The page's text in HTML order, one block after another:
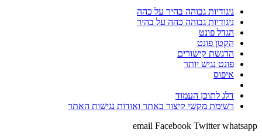
ניגודיות גבוהה בהיר על כהה
ניגודיות גבוהה כהה על בהיר
הגדל פונט
הקטן פונט
הדגשת קישורים
פונט נגיש יותר
איפוס
דלג לתוכן העמוד
רשימת מקשי קיצור באתר ואודות נגישות האתר
email Facebook Twitter whatsapp